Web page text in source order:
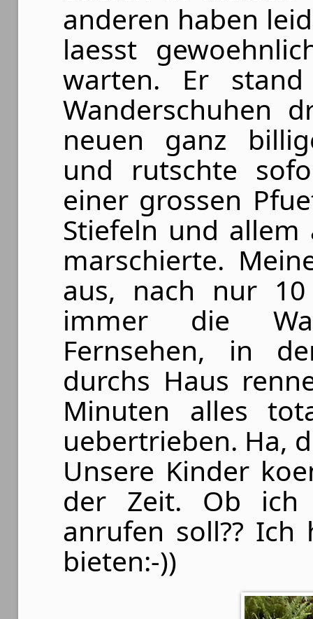
anderen haben
laesst
warten. Er
Wanderschuhen
neuen ganz
und rutschte
einer grossen
Stiefeln und
marschierte.
aus, nach nur
immer die
Fernsehen, in
durchs Haus
Minuten alles
uebertrieben. Ha,
Unsere Kinder
der Zeit. Ob ich
anrufen soll??
bieten:-))